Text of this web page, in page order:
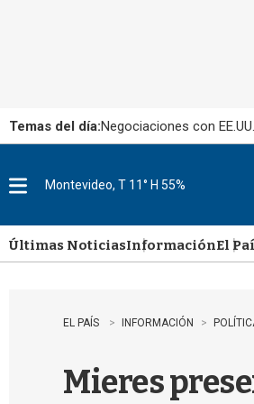
Temas del día:Negociaciones con EE.UU.
u
Montevideo, T 11° H 55%
Últimas NoticiasInformaciónEl
EL PAÍS INFORMACIÓN
Mieres